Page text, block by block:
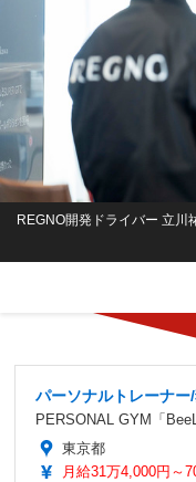
REGNO開発ドライバー 立川
パーソナルトレーナ
PERSONAL GYM「
東京都
月給31万4,000円～